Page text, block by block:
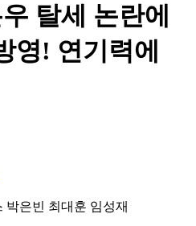
탈세 논란에
영! 연기력에